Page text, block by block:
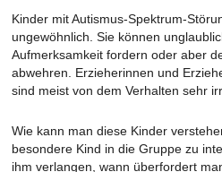
Kinder mit Autismus-Spektrum-
ungewöhnlich. Sie können
Aufmerksamkeit fordern oder aber
abwehren. Erzieherinnen und
sind meist von dem Verhalten sehr
Wie kann man diese Kinder
besondere Kind in die Gruppe zu
ihm verlangen, wann überfordert